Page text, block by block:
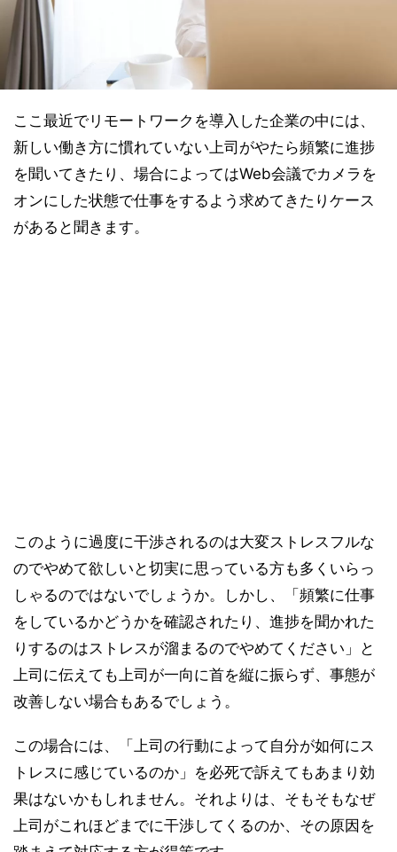
ここ最近でリモートワークを導入した企業の中には、
新しい働き方に慣れていない上司がやたら頻繁に進捗
を聞いてきたり、場合によってはWeb会議でカメラを
オンにした状態で仕事をするよう求めてきたりケース
があると聞きます。
このように過度に干渉されるのは大変ストレスフルな
のでやめて欲しいと切実に思っている方も多くいらっ
しゃるのではないでしょうか。しかし、「頻繁に仕事
をしているかどうかを確認されたり、進捗を聞かれた
りするのはストレスが溜まるのでやめてください」と
上司に伝えても上司が一向に首を縦に振らず、事態が
改善しない場合もあるでしょう。
この場合には、「上司の行動によって自分が如何にス
トレスに感じているのか」を必死で訴えてもあまり効
果はないかもしれません。それよりは、そもそもなぜ
上司がこれほどまでに干渉してくるのか、その原因を